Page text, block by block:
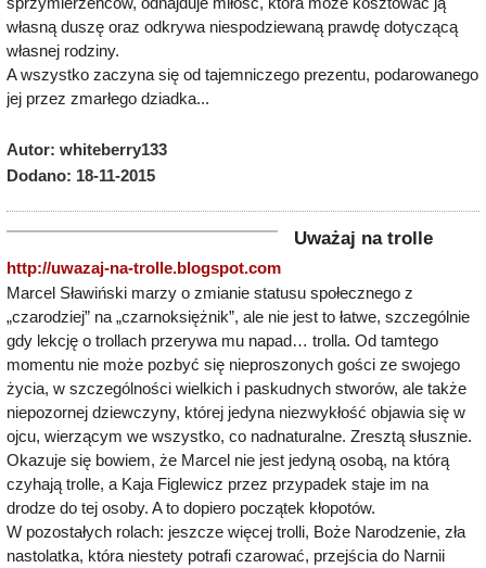
własną duszę oraz odkrywa niespodziewaną prawdę dotyczącą
własnej rodziny.
A wszystko zaczyna się od tajemniczego prezentu, podarowanego
jej przez zmarłego dziadka...
Autor: whiteberry133
Dodano: 18-11-2015
Uważaj na trolle
http://uwazaj-na-trolle.blogspot.com
Marcel Sławiński marzy o zmianie statusu społecznego z
„czarodziej” na „czarnoksiężnik”, ale nie jest to łatwe, szczególnie
gdy lekcję o trollach przerywa mu napad… trolla. Od tamtego
momentu nie może pozbyć się nieproszonych gości ze swojego
życia, w szczególności wielkich i paskudnych stworów, ale także
niepozornej dziewczyny, której jedyna niezwykłość objawia się w
ojcu, wierzącym we wszystko, co nadnaturalne. Zresztą słusznie.
Okazuje się bowiem, że Marcel nie jest jedyną osobą, na którą
czyhają trolle, a Kaja Figlewicz przez przypadek staje im na
drodze do tej osoby. A to dopiero początek kłopotów.
W pozostałych rolach: jeszcze więcej trolli, Boże Narodzenie, zła
nastolatka, która niestety potrafi czarować, przejścia do Narnii